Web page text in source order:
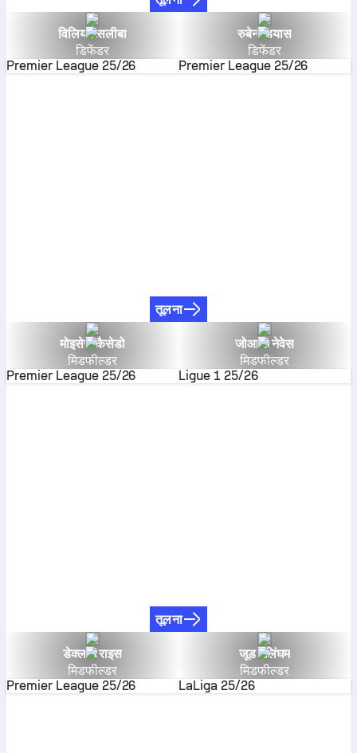
विलियम सलीबा
डिफेंडर
Premier League 25/26
रुबेन डियास
डिफेंडर
Premier League 25/26
तूलना
मोइसेस कैसेडो
मिडफील्डर
Premier League 25/26
जोआओ नेवेस
मिडफील्डर
Ligue 1 25/26
तूलना
डेक्लान राइस
मिडफील्डर
Premier League 25/26
जूड बेलिंघम
मिडफील्डर
LaLiga 25/26